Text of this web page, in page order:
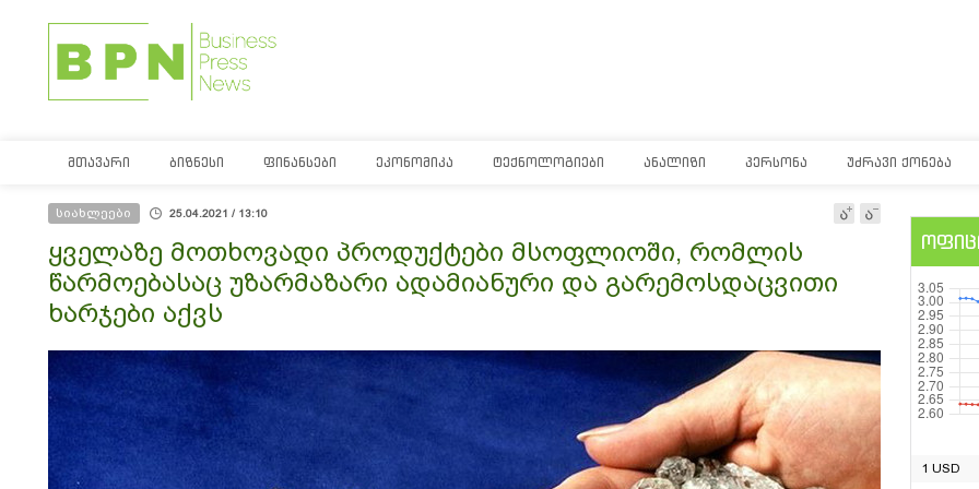
ᲛᲗᲐᲕᲐᲠᲘ ᲑᲘᲖᲜᲔᲡᲘ ᲤᲘᲜᲐᲜᲡᲔᲑᲘ ᲔᲙᲝᲜᲝᲛᲘᲙᲐ ᲢᲔᲥᲜᲝᲚᲝᲒᲘᲔᲑᲘ ᲐᲜᲐᲚᲘᲖᲘ ᲞᲔᲠᲡᲝᲜᲐ ᲣᲫᲠᲐᲕᲘ ᲥᲝᲜᲔᲑᲐ
სიახლეები 25.04.2021 / 13:10
ყველაზე მოთხოვადი პროდუქტები მსოფლიოში, რომლის
წარმოებასაც უზარმაზარი ადამიანური და გარემოსდაცვითი
ხარჯები აქვს
1 USD